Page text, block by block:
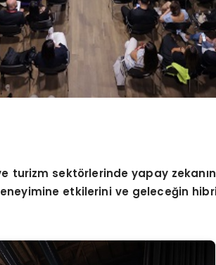
turizm sektörlerinde yapay
etkilerini ve geleceğin